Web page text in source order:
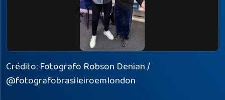
Crédito: Fotografo Robson Denian /
@fotografobrasileiroemlondon